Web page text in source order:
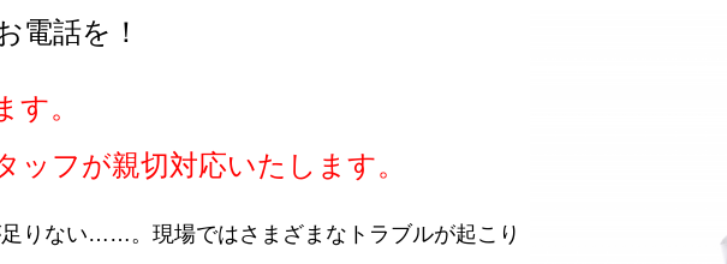
電話を！
す。
ッフが親切対応いたします。
りない……。現場ではさまざまなトラブルが起こり